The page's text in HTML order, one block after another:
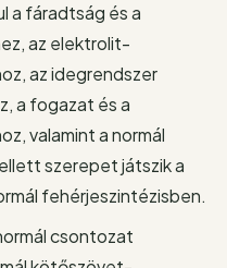
a fáradtság és a
az elektrolit-
az idegrendszer
a fogazat és a
valamint a normál
szerepet játszik a
fehérjeszintézisben.
csontozat